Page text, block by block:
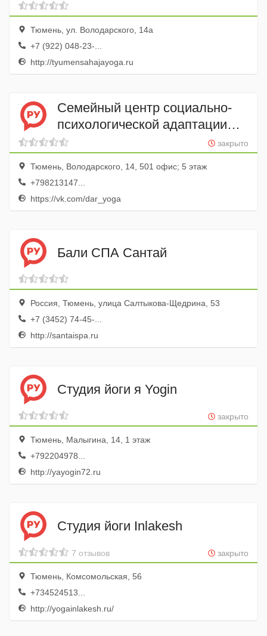
Тюмень, ул. Володарского, 14а
+7 (922) 048-23-...
http://tyumensahajayoga.ru
Семейный центр социально-
психологической адаптации
ДАР
закрыто
Тюмень, Володарского, 14, 501 офис; 5 этаж
+798213147...
https://vk.com/dar_yoga
Бали СПА Сантай
Россия, Тюмень, улица Салтыкова-Щедрина, 53
+7 (3452) 74-45-...
http://santaispa.ru
Студия йоги я Yogin
закрыто
Тюмень, Малыгина, 14, 1 этаж
+792204978...
http://yayogin72.ru
Студия йоги Inlakesh
закрыто
7 отзывов
Тюмень, Комсомольская, 56
+734524513...
http://yogainlakesh.ru/